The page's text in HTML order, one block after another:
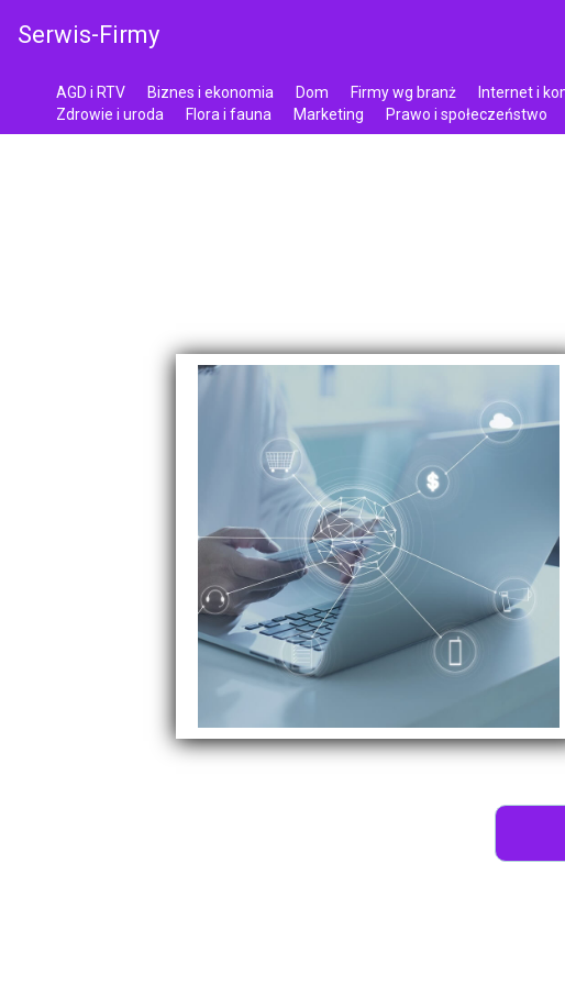
Serwis-Firmy
AGD i RTV Biznes i ekonomia Dom Firmy wg branż Internet i
Zdrowie i uroda
Flora i fauna Marketing Prawo i społeczeństwo